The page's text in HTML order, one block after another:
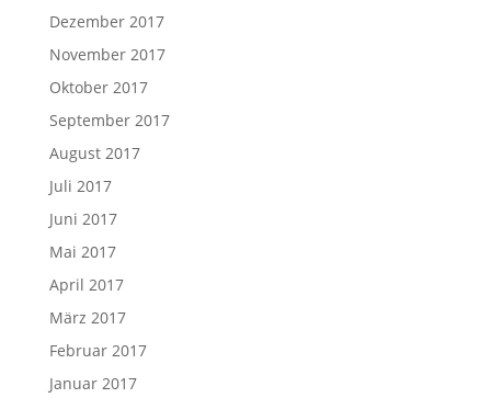
Dezember 2017
November 2017
Oktober 2017
September 2017
August 2017
Juli 2017
Juni 2017
Mai 2017
April 2017
März 2017
Februar 2017
Januar 2017